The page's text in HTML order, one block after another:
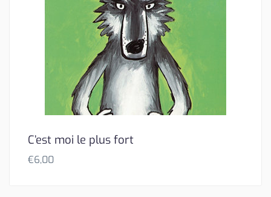
C’est moi le plus fort
€6,00